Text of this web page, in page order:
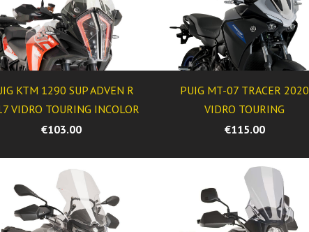
KTM 1290 SUP ADVEN R
VIDRO TOURING INCOLOR
€103.00
PUIG MT-07 TRACER 2020
VIDRO TOURING
€115.00